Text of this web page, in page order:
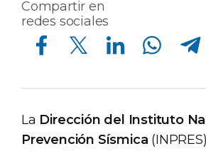
Compartir en
redes sociales
Compartir en Facebook Compartir en Twitter Compartir en Linkedin Compartir en Whatsapp Compartir en Telegram
La Dirección del Instituto
Prevención Sísmica